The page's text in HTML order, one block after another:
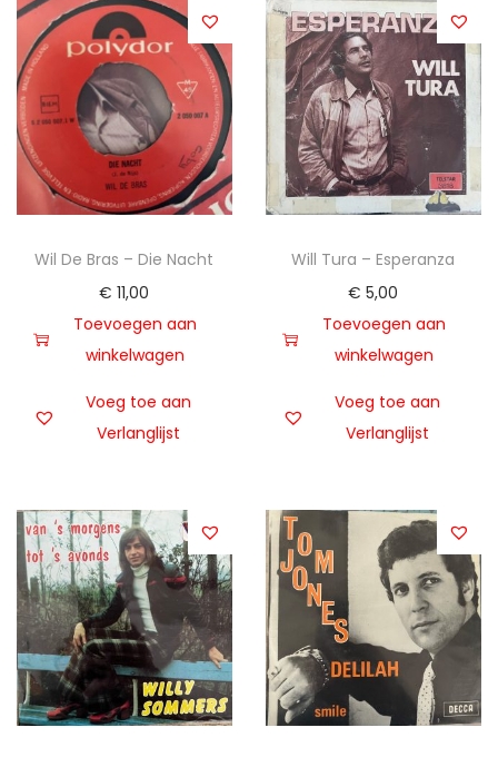
Wil De Bras – Die Nacht
€ 11,00
Toevoegen aan
winkelwagen
Voeg toe aan
Verlanglijst
Will Tura – Esperanza
€ 5,00
Toevoegen aan
winkelwagen
Voeg toe aan
Verlanglijst